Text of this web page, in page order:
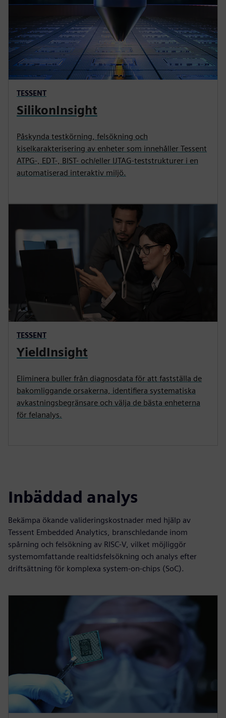
TESSENT
SilikonInsight
Påskynda testkörning, felsökning och
kiselkarakterisering av enheter som innehåller Tessent
ATPG-, EDT-, BIST- och/eller IJTAG-teststrukturer i en
automatiserad interaktiv miljö.
TESSENT
YieldInsight
Eliminera buller från diagnosdata för att fastställa de
bakomliggande orsakerna, identifiera systematiska
avkastningsbegränsare och välja de bästa enheterna
för felanalys.
Inbäddad analys
Bekämpa ökande valideringskostnader med hjälp av
Tessent Embedded Analytics, branschledande inom
spårning och felsökning av RISC-V, vilket möjliggör
systemomfattande realtidsfelsökning och analys efter
driftsättning för komplexa system-on-chips (SoC).